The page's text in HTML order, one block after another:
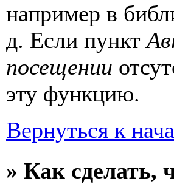
например в
д. Если пункт
посещении
эту функцию.
Вернуться к
» Как сделать,